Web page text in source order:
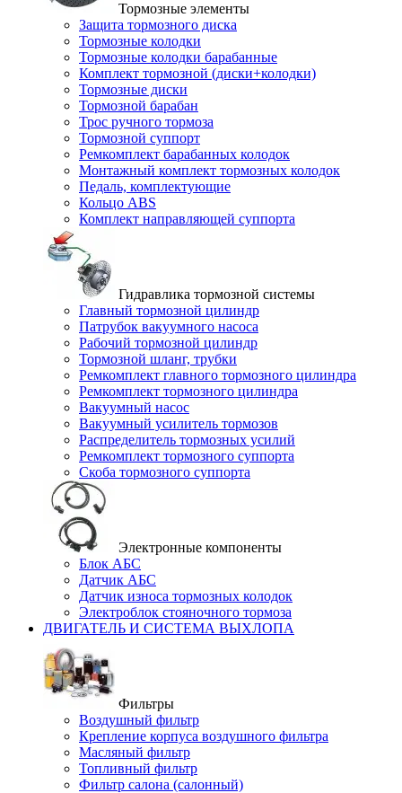
Тормозные элементы
Защита тормозного диска
Тормозные колодки
Тормозные колодки барабанные
Комплект тормозной (диски+колодки)
Тормозные диски
Тормозной барабан
Трос ручного тормоза
Тормозной суппорт
Ремкомплект барабанных колодок
Монтажный комплект тормозных колодок
Педаль, комплектующие
Кольцо ABS
Комплект направляющей суппорта
Гидравлика тормозной системы
Главный тормозной цилиндр
Патрубок вакуумного насоса
Рабочий тормозной цилиндр
Тормозной шланг, трубки
Ремкомплект главного тормозного цилиндра
Ремкомплект тормозного цилиндра
Вакуумный насос
Вакуумный усилитель тормозов
Распределитель тормозных усилий
Ремкомплект тормозного суппорта
Скоба тормозного суппорта
Электронные компоненты
Блок АБС
Датчик АБС
Датчик износа тормозных колодок
Электроблок стояночного тормоза
ДВИГАТЕЛЬ И СИСТЕМА ВЫХЛОПА
Фильтры
Воздушный фильтр
Крепление корпуса воздушного фильтра
Масляный фильтр
Топливный фильтр
Фильтр салона (салонный)